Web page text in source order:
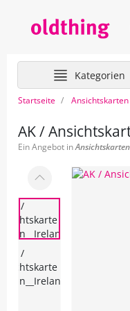
Kategorien
Startseite Ansichtskarten
AK /
Ein Angebot inAnsichtskarten